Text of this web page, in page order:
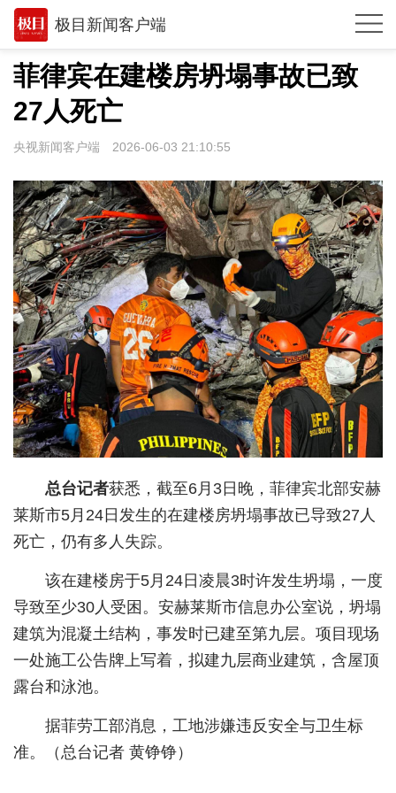
极目新闻客户端
推荐
观点
时政
武汉
世相
环球
专题
极客圈
经济
城建
健康
悠游
相亲
汽车
房产
消费
创意
文化
菲律宾在建楼房坍塌事故已致
27人死亡
央视新闻客户端 2026-06-03 21:10:55
总台记者获悉，截至6月3日晚，菲律宾北部安赫
莱斯市5月24日发生的在建楼房坍塌事故已导致27人
死亡，仍有多人失踪。
该在建楼房于5月24日凌晨3时许发生坍塌，一度
导致至少30人受困。安赫莱斯市信息办公室说，坍塌
建筑为混凝土结构，事发时已建至第九层。项目现场
一处施工公告牌上写着，拟建九层商业建筑，含屋顶
露台和泳池。
据菲劳工部消息，工地涉嫌违反安全与卫生标
准。（总台记者 黄铮铮）